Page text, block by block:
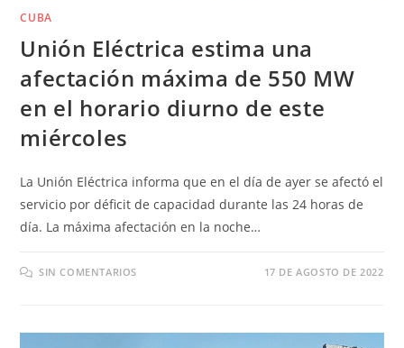
CUBA
Unión Eléctrica estima una
afectación máxima de 550 MW
en el horario diurno de este
miércoles
La Unión Eléctrica informa que en el día de ayer se afectó el
servicio por déficit de capacidad durante las 24 horas de
día. La máxima afectación en la noche…
SIN COMENTARIOS 17 DE AGOSTO DE 2022